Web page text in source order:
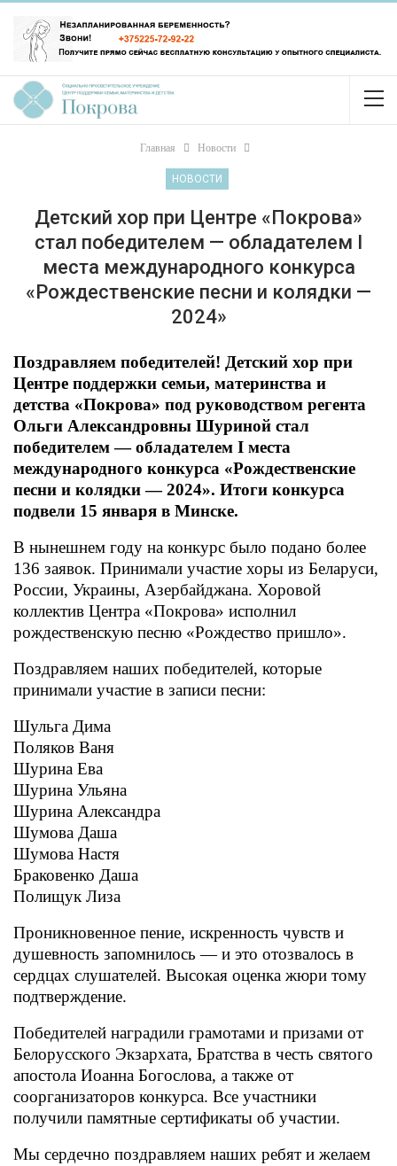
Главная Новости
НОВОСТИ
Детский хор при Центре «Покрова»
стал победителем — обладателем I
места международного конкурса
«Рождественские песни и колядки —
2024»
Поздравляем победителей! Детский хор при
Центре поддержки семьи, материнства и
детства «Покрова» под руководством регента
Ольги Александровны Шуриной стал
победителем — обладателем I места
международного конкурса «Рождественские
песни и колядки — 2024». Итоги конкурса
подвели 15 января в Минске.
В нынешнем году на конкурс было подано более
136 заявок. Принимали участие хоры из Беларуси,
России, Украины, Азербайджана. Хоровой
коллектив Центра «Покрова» исполнил
рождественскую песню «Рождество пришло».
Поздравляем наших победителей, которые
принимали участие в записи песни:
Шульга Дима
Поляков Ваня
Шурина Ева
Шурина Ульяна
Шурина Александра
Шумова Даша
Шумова Настя
Браковенко Даша
Полищук Лиза
Проникновенное пение, искренность чувств и
душевность запомнилось — и это отозвалось в
сердцах слушателей. Высокая оценка жюри тому
подтверждение.
Победителей наградили грамотами и призами от
Белорусского Экзархата, Братства в честь святого
апостола Иоанна Богослова, а также от
соорганизаторов конкурса. Все участники
получили памятные сертификаты об участии.
Мы сердечно поздравляем наших ребят и желаем